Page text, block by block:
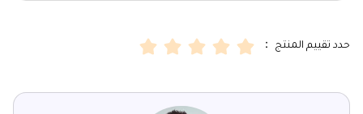
حدد تقييم المنتج ：